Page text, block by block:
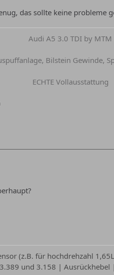
das sollte keine probleme
Audi A5 3.0 TDI by MTM
Bilstein Gewinde,
ECHTE Vollausstattung
(z.B. für hochdrehzahl
und 3.158 |